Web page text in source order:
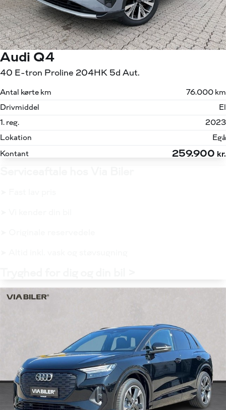
Audi Q4
40 E-tron Proline 204HK 5d Aut.
Antal kørte km
76.000 km
Drivmiddel
El
1. reg.
2023
Lokation
Egå
Kontant
259.900 kr.